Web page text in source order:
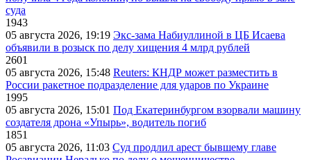
суда
1943
05 августа 2026, 19:19 Экс-зама Набиуллиной в ЦБ Исаева
объявили в розыск по делу хищения 4 млрд рублей
2601
05 августа 2026, 15:48 Reuters: КНДР может разместить в
России ракетное подразделение для ударов по Украине
1995
05 августа 2026, 15:01 Под Екатеринбургом взорвали машину
создателя дрона «Упырь», водитель погиб
1851
05 августа 2026, 11:03 Суд продлил арест бывшему главе